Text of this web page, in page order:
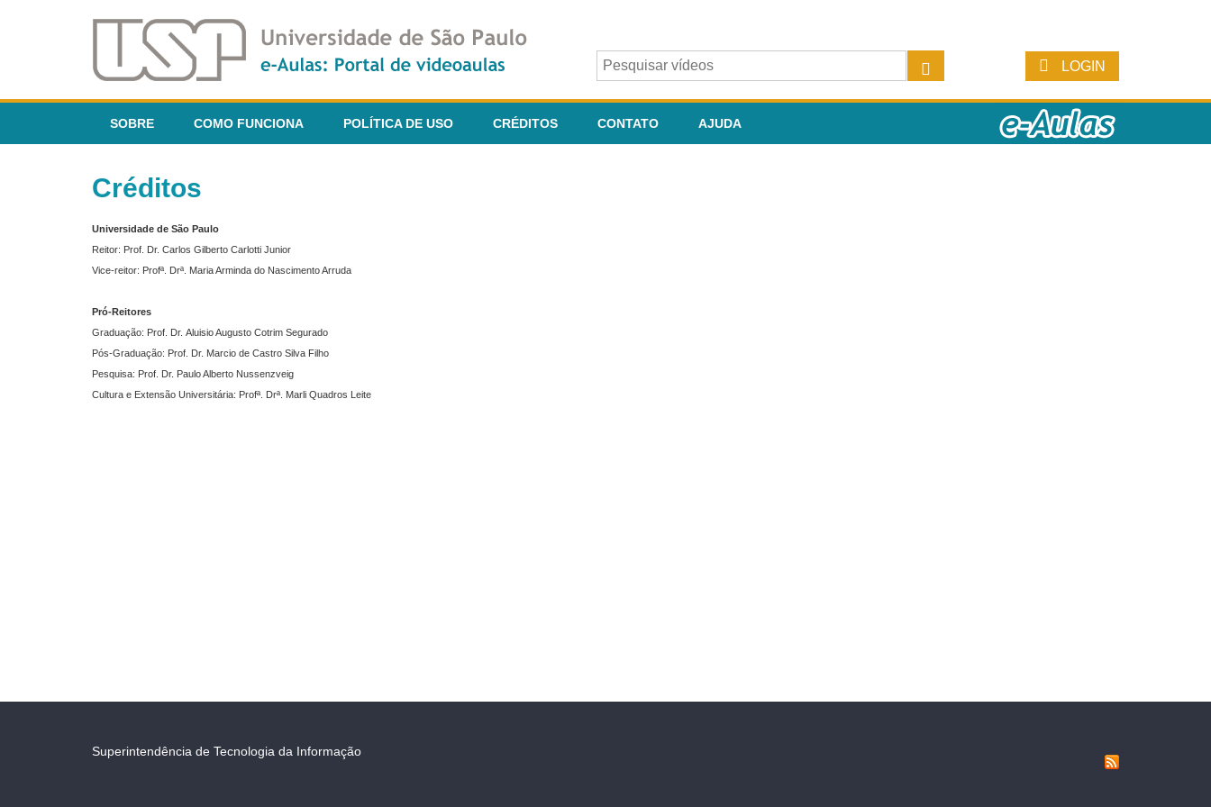
LOGIN
SOBRE COMO FUNCIONA POLÍTICA DE USO CRÉDITOS CONTATO AJUDA
Créditos
Universidade de São Paulo
Reitor: Prof. Dr. Carlos Gilberto Carlotti Junior
Vice-reitor: Profª. Drª. Maria Arminda do Nascimento Arruda
Pró-Reitores
Graduação: Prof. Dr. Aluisio Augusto Cotrim Segurado
Pós-Graduação: Prof. Dr. Marcio de Castro Silva Filho
Pesquisa: Prof. Dr. Paulo Alberto Nussenzveig
Cultura e Extensão Universitária: Profª. Drª. Marli Quadros Leite
Superintendência de Tecnologia da Informação